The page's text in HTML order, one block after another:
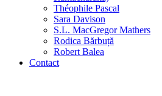
Théophile Pascal
Sara Davison
S.L. MacGregor Mathers
Rodica Bărbuță
Robert Balea
Contact